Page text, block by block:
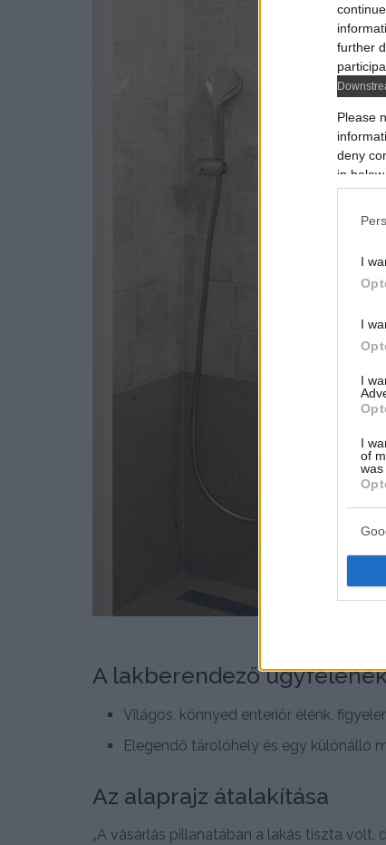
further
Please
deny
in
I
I
I
I
of
was
A lakberendező
Világos, könnyed enteriőr élénk,
Elegendő tárolóhely és egy különálló
Az alaprajz átalakítása
„A vásárlás pillanatában a lakás tiszta volt,